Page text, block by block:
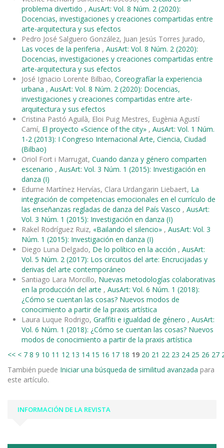
problema divertido , AusArt: Vol. 8 Núm. 2 (2020):
Docencias, investigaciones y creaciones compartidas entre
arte-arquitectura y sus efectos
Pedro José Salguero González, Juan Jesús Torres Jurado,
Las voces de la periferia , AusArt: Vol. 8 Núm. 2 (2020):
Docencias, investigaciones y creaciones compartidas entre
arte-arquitectura y sus efectos
José Ignacio Lorente Bilbao, Coreografíar la experiencia
urbana , AusArt: Vol. 8 Núm. 2 (2020): Docencias,
investigaciones y creaciones compartidas entre arte-
arquitectura y sus efectos
Cristina Pastó Aguilà, Eloi Puig Mestres, Eugènia Agustí
Camí, El proyecto «Science of the city» , AusArt: Vol. 1 Núm.
1-2 (2013): I Congreso Internacional Arte, Ciencia, Ciudad
(Bilbao)
Oriol Fort i Marrugat, Cuando danza y género comparten
escenario , AusArt: Vol. 3 Núm. 1 (2015): Investigación en
danza (I)
Edurne Martínez Hervías, Clara Urdangarin Liebaert, La
integración de competencias emocionales en el currículo de
las enseñanzas regladas de danza del País Vasco , AusArt:
Vol. 3 Núm. 1 (2015): Investigación en danza (I)
Rakel Rodríguez Ruiz, «Bailando el silencio» , AusArt: Vol. 3
Núm. 1 (2015): Investigación en danza (I)
Diego Luna Delgado, De lo político en la acción , AusArt:
Vol. 5 Núm. 2 (2017): Los circuitos del arte: Encrucijadas y
derivas del arte contemporáneo
Santiago Lara Morcillo, Nuevas metodologías colaborativas
en la producción del arte , AusArt: Vol. 6 Núm. 1 (2018):
¿Cómo se cuentan las cosas? Nuevos modos de
conocimiento a partir de la praxis artística
Laura Luque Rodrigo, Graffiti e igualdad de género , AusArt:
Vol. 6 Núm. 1 (2018): ¿Cómo se cuentan las cosas? Nuevos
modos de conocimiento a partir de la praxis artística
<< < 7 8 9 10 11 12 13 14 15 16 17 18 19 20 21 22 23 24 25 26 27
También puede Iniciar una búsqueda de similitud avanzada para
este artículo.
INFORMACIÓN DE LA REVISTA